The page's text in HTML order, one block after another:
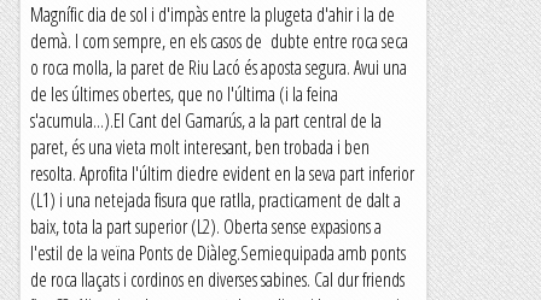
Magnífic dia de sol i d'impàs entre la plugeta d'ahir i la de
demà. I com sempre, en els casos de dubte entre roca seca
o roca molla, la paret de Riu Lacó és aposta segura. Avui una
de les últimes obertes, que no l'última (i la feina
s'acumula...).El Cant del Gamarús, a la part central de la
paret, és una vieta molt interesant, ben trobada i ben
resolta. Aprofita l'últim diedre evident en la seva part inferior
(L1) i una netejada fisura que ratlla, practicament de dalt a
baix, tota la part superior (L2). Oberta sense expasions a
l'estil de la veïna Ponts de Diàleg.Semiequipada amb ponts
de roca llaçats i cordinos en diverses sabines. Cal dur friends